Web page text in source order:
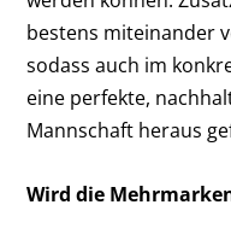
bestens miteinander
sodass auch im
eine perfekte,
Mannschaft heraus
Wird die